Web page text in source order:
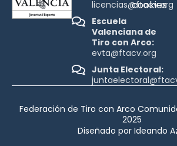
licencias@ftacv.org
Escuela
Valenciana de
Tiro con Arco:
evta@ftacv.org
Junta Electoral:
cookies
Federación de Tiro con Arco
2025
Diseñado por Ideando